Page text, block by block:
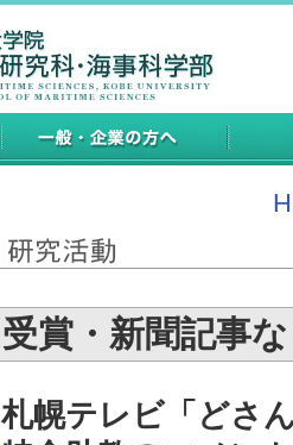
受賞・新聞記事
札幌テレビ「どさ